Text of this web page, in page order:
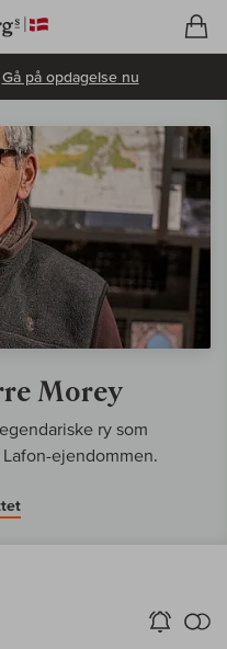
Gå på opdagelse nu
Morey
ry som
ejendommen.
Vin-Alarm
aktiver